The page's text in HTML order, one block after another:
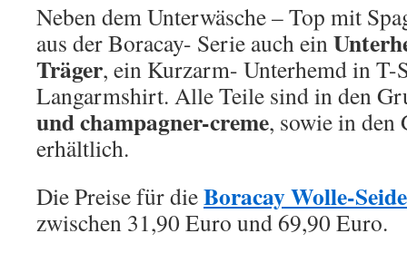
Neben dem Unterwäsche – Top mit
aus der Boracay- Serie auch ein
Träger, ein Kurzarm- Unterhemd in
Langarmshirt. Alle Teile sind in den
und champagner-creme, sowie in
erhältlich.
Die Preise für dieBoracay Wolle-
zwischen 31,90 Euro und 69,90 Euro.